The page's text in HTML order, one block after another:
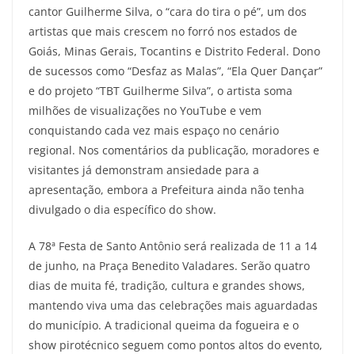
cantor Guilherme Silva, o “cara do tira o pé”, um dos
artistas que mais crescem no forró nos estados de
Goiás, Minas Gerais, Tocantins e Distrito Federal. Dono
de sucessos como “Desfaz as Malas”, “Ela Quer Dançar”
e do projeto “TBT Guilherme Silva”, o artista soma
milhões de visualizações no YouTube e vem
conquistando cada vez mais espaço no cenário
regional. Nos comentários da publicação, moradores e
visitantes já demonstram ansiedade para a
apresentação, embora a Prefeitura ainda não tenha
divulgado o dia específico do show.
A 78ª Festa de Santo Antônio será realizada de 11 a 14
de junho, na Praça Benedito Valadares. Serão quatro
dias de muita fé, tradição, cultura e grandes shows,
mantendo viva uma das celebrações mais aguardadas
do município. A tradicional queima da fogueira e o
show pirotécnico seguem como pontos altos do evento,